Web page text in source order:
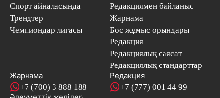
Спорт айналасында
Трендтер
Чемпиондар лигасы
Редакциямен байланыс
Жарнама
Бос жұмыс орындары
Редакция
Редакциялық саясат
Редакциялық стандарттар
Жарнама
+7 (700) 3 888 188
Редакция
+7 (777) 001 44 99